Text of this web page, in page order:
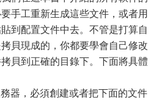
手工重新生成這些文件，或者用
到配置文件中去。不管是打算自
貝現成的，你都要學會自己修改
貝到正確的目錄下。下面將具體
必須創建或者把下面的文件